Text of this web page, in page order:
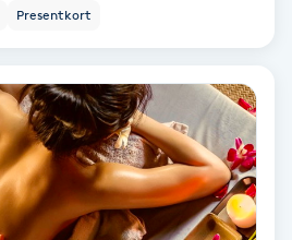
Presentkort